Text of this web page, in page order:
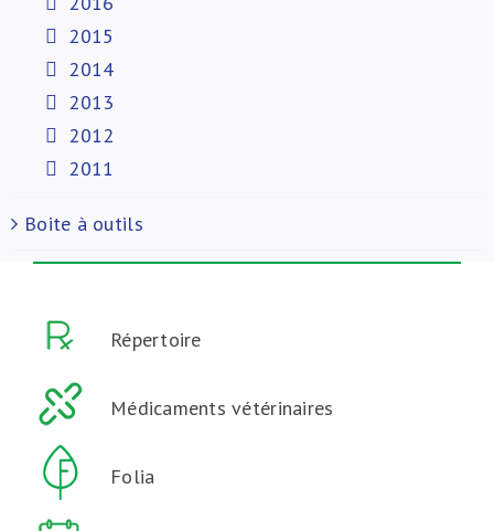
2015
2014
2013
2012
2011
Boite à outils
Répertoire
Médicaments vétérinaires
Folia